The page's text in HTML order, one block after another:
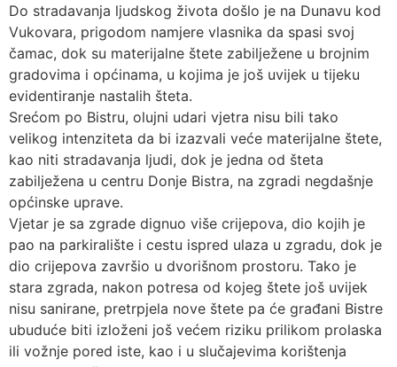
Do stradavanja ljudskog života došlo je na Dunavu kod
Vukovara, prigodom namjere vlasnika da spasi svoj
čamac, dok su materijalne štete zabilježene u brojnim
gradovima i općinama, u kojima je još uvijek u tijeku
evidentiranje nastalih šteta.
Srećom po Bistru, olujni udari vjetra nisu bili tako
velikog intenziteta da bi izazvali veće materijalne štete,
kao niti stradavanja ljudi, dok je jedna od šteta
zabilježena u centru Donje Bistra, na zgradi negdašnje
općinske uprave.
Vjetar je sa zgrade dignuo više crijepova, dio kojih je
pao na parkiralište i cestu ispred ulaza u zgradu, dok je
dio crijepova završio u dvorišnom prostoru. Tako je
stara zgrada, nakon potresa od kojeg štete još uvijek
nisu sanirane, pretrpjela nove štete pa će građani Bistre
ubuduće biti izloženi još većem riziku prilikom prolaska
ili vožnje pored iste, kao i u slučajevima korištenja